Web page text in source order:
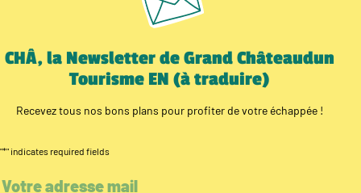
CHÂ, la Newsletter de Grand Châteaudun
Tourisme EN (à traduire)
Recevez tous nos bons plans pour profiter de votre échappée !
"*" indicates required fields